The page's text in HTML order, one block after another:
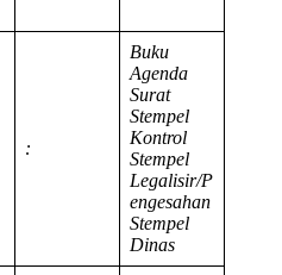
:
Buku
Agenda
Surat
Stempel
Kontrol
Stempel
Legalisir/P
engesahan
Stempel
Dinas